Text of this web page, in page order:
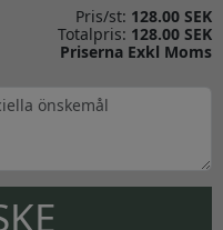
Pris/st: 128.00 SEK
Totalpris: 128.00 SEK
Priserna Exkl Moms